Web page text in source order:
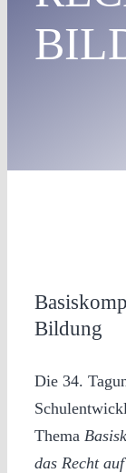
Bildung
Die 34.
Thema
das Recht